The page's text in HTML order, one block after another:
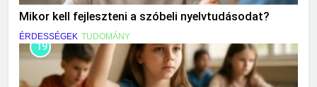
Mikor kell fejleszteni a szóbeli nyelvtudásodat?
ÉRDESSÉGEK TUDOMÁNY
19